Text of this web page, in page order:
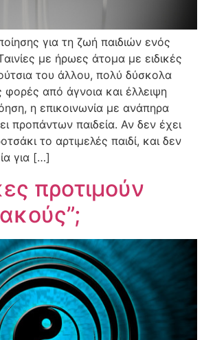
για τη ζωή παιδιών ενός
με ήρωες άτομα με ειδικές
του άλλου, πολύ δύσκολα
φορές από άγνοια και έλλειψη
η επικοινωνία με ανάπηρα
προπάντων παιδεία. Αν δεν έχει
το αρτιμελές παιδί, και δεν
για […]
προτιμούν